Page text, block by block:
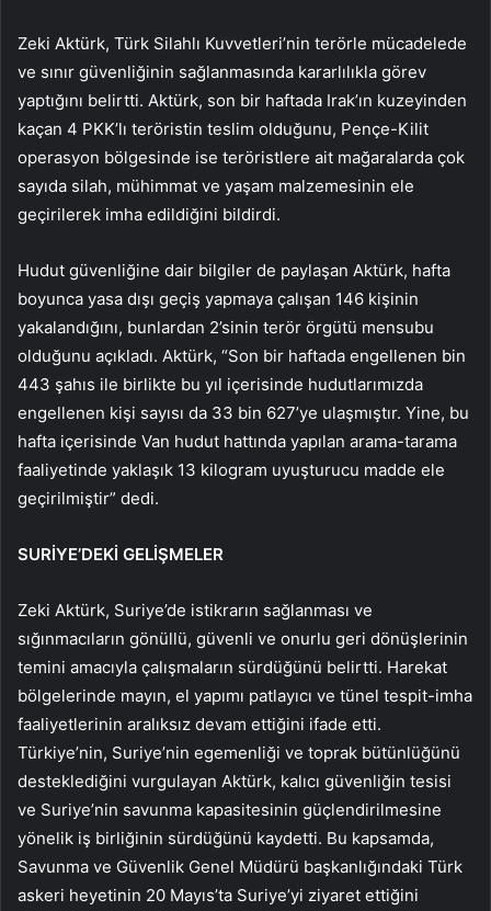
Zeki Aktürk, Türk Silahlı Kuvvetleri’nin terörle mücadelede
ve sınır güvenliğinin sağlanmasında kararlılıkla görev
yaptığını belirtti. Aktürk, son bir haftada Irak’ın kuzeyinden
kaçan 4 PKK’lı teröristin teslim olduğunu, Pençe-Kilit
operasyon bölgesinde ise teröristlere ait mağaralarda çok
sayıda silah, mühimmat ve yaşam malzemesinin ele
geçirilerek imha edildiğini bildirdi.
Hudut güvenliğine dair bilgiler de paylaşan Aktürk, hafta
boyunca yasa dışı geçiş yapmaya çalışan 146 kişinin
yakalandığını, bunlardan 2’sinin terör örgütü mensubu
olduğunu açıkladı. Aktürk, “Son bir haftada engellenen bin
443 şahıs ile birlikte bu yıl içerisinde hudutlarımızda
engellenen kişi sayısı da 33 bin 627’ye ulaşmıştır. Yine, bu
hafta içerisinde Van hudut hattında yapılan arama-tarama
faaliyetinde yaklaşık 13 kilogram uyuşturucu madde ele
geçirilmiştir” dedi.
SURİYE’DEKİ GELİŞMELER
Zeki Aktürk, Suriye’de istikrarın sağlanması ve
sığınmacıların gönüllü, güvenli ve onurlu geri dönüşlerinin
temini amacıyla çalışmaların sürdüğünü belirtti. Harekat
bölgelerinde mayın, el yapımı patlayıcı ve tünel tespit-imha
faaliyetlerinin aralıksız devam ettiğini ifade etti.
Türkiye’nin, Suriye’nin egemenliği ve toprak bütünlüğünü
desteklediğini vurgulayan Aktürk, kalıcı güvenliğin tesisi
ve Suriye’nin savunma kapasitesinin güçlendirilmesine
yönelik iş birliğinin sürdüğünü kaydetti. Bu kapsamda,
Savunma ve Güvenlik Genel Müdürü başkanlığındaki Türk
askeri heyetinin 20 Mayıs’ta Suriye’yi ziyaret ettiğini